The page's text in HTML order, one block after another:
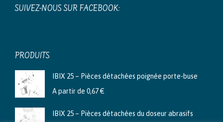
SUIVEZ-NOUS SUR FACEBOOK:
PRODUITS
IBIX 25 – Pièces détachées poignée porte-buse
A partir de 0,67€
IBIX 25 – Pièces détachées du doseur abrasifs